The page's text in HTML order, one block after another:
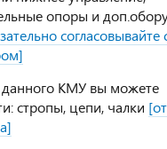
опоры и
данного КМУ вы можете
стропы, цепи, чалки